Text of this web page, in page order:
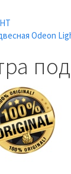
Odeon